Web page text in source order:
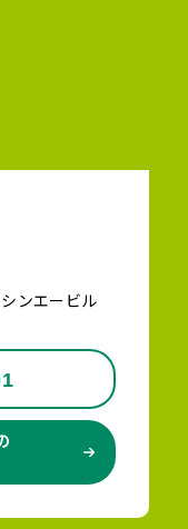
ンエービル